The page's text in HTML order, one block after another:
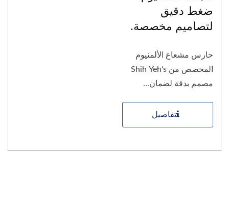
ضغط دقيق
لتصاميم مخصصة.
حارس مشعاع الألمنيوم
المخصص من Shih Yeh's
مصمم بدقة لضمان...
تفاصيل